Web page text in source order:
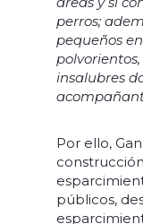
perros;
pequeños
insalubres
Por ello,
públicos,